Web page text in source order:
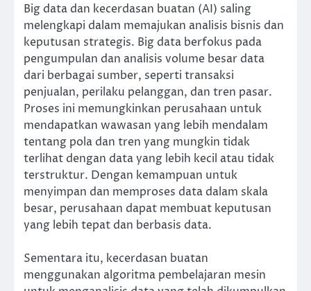
Big data dan kecerdasan buatan (AI) saling
melengkapi dalam memajukan analisis bisnis dan
keputusan strategis. Big data berfokus pada
pengumpulan dan analisis volume besar data
dari berbagai sumber, seperti transaksi
penjualan, perilaku pelanggan, dan tren pasar.
Proses ini memungkinkan perusahaan untuk
mendapatkan wawasan yang lebih mendalam
tentang pola dan tren yang mungkin tidak
terlihat dengan data yang lebih kecil atau tidak
terstruktur. Dengan kemampuan untuk
menyimpan dan memproses data dalam skala
besar, perusahaan dapat membuat keputusan
yang lebih tepat dan berbasis data.
Sementara itu, kecerdasan buatan
menggunakan algoritma pembelajaran mesin